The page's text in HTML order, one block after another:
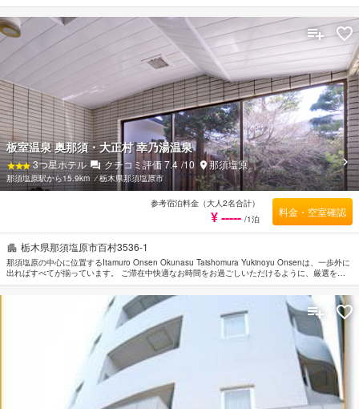
ゆったりとしたつくり。室内は暖炉があるリビングルームをはじめ、やさしい色調のインテリア
ですっきりとまとめられている。レストランや天然温泉、テニス、ディスクゴルフ、卓球、ダー
ツ、カラオケ、ゲームルーム、ドックラン、売店など付帯施設が豊富。東北新幹線那須塩原駅か
ら送迎バスで約40分、JR黒磯駅から路線バスで約60分。
栃木県那須塩原市百村3536-1
那須塩原の中心に位置するItamuro Onsen Okunasu Taishomura Yukinoyu Onsenは、一歩外に
出ればすべてが揃っています。 ご滞在中快適なお時間をお過ごしいただけるように、厳選を重
ねたこだわりのアメニティをご用意しております。 バリアフリー設備などの館内施設を思う存
分ご活用ください。 ルームタイプにより禁煙/喫煙ポリシー：全室禁煙, 禁煙/喫煙ポリシー：全
室喫煙可などをご用意しております。 お休み前にはマッサージ, 卓球などのリラクゼーションサ
ービスで一日の疲れを癒すことができます。 便利な立地に位置するItamuro Onsen Okunasu
Taishomura Yukinoyu Onsenは快適なサービスをご提供しており、那須塩原の滞在先には最適で
板室温泉 奥那須・大正村 幸乃湯温泉
3つ星ホテル クチコミ評価 7.4 /10 那須塩原
那須塩原駅から15.9km ⁄栃木県那須塩原市
参考宿泊料金（大人2名合計）
¥ ----- /1泊
料金・空室確認